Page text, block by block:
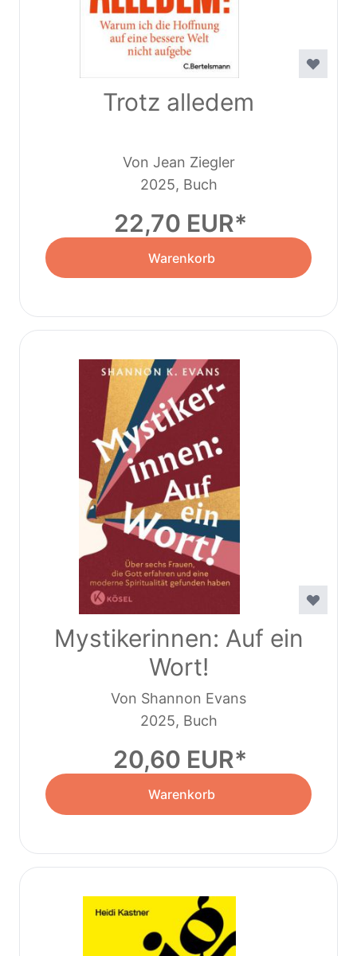
Trotz alledem
Von Jean Ziegler
2025, Buch
22,70 EUR
Warenkorb
Mystikerinnen: Auf ein
Wort!
Von Shannon Evans
2025, Buch
20,60 EUR
Warenkorb